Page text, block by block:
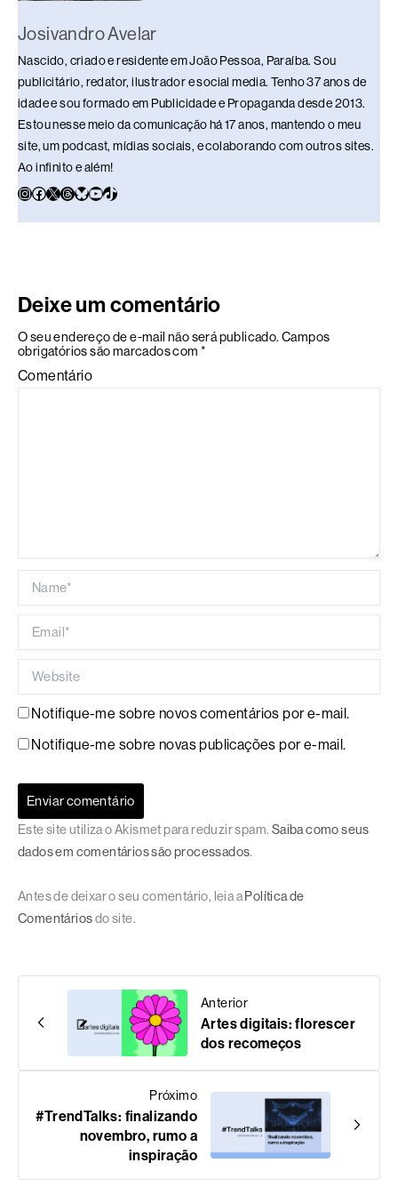
Josivandro Avelar
Nascido, criado e residente em João Pessoa, Paraíba. Sou
publicitário, redator, ilustrador e social media. Tenho 37 anos de
idade e sou formado em Publicidade e Propaganda desde 2013.
Estou nesse meio da comunicação há 17 anos, mantendo o meu
site, um podcast, mídias sociais, e colaborando com outros sites.
Ao infinito e além!
Deixe um comentário
O seu endereço de e-mail não será publicado. Campos
obrigatórios são marcados com *
Comentário
Notifique-me sobre novos comentários por e-mail.
Notifique-me sobre novas publicações por e-mail.
Este site utiliza o Akismet para reduzir spam. Saiba como seus
dados em comentários são processados.
Antes de deixar o seu comentário, leia aPolítica de
Comentáriosdo site.
Anterior
Artes digitais: florescer
dos recomeços
Próximo
#TrendTalks: finalizando
novembro, rumo a
inspiração